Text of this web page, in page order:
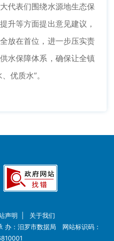
表们围绕水源地生态保
升等方面提出意见建议，
放在首位，进一步压实责
水保障体系，确保让全镇
优质水”。
声明
关于我们
办：汨罗市数据局 网站标识码：